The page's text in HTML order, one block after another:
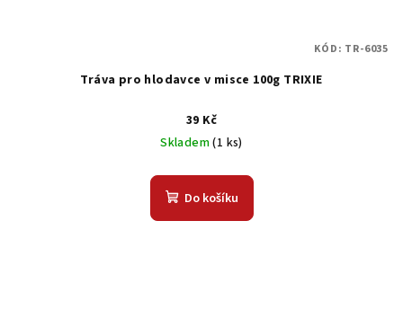
Tráva pro hlodavce v misce 100g TRIXIE
39 Kč
Skladem(1 ks)
Do košíku
KÓD: TR-6035